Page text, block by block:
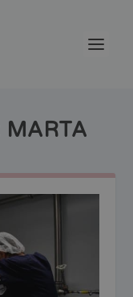
MARTA